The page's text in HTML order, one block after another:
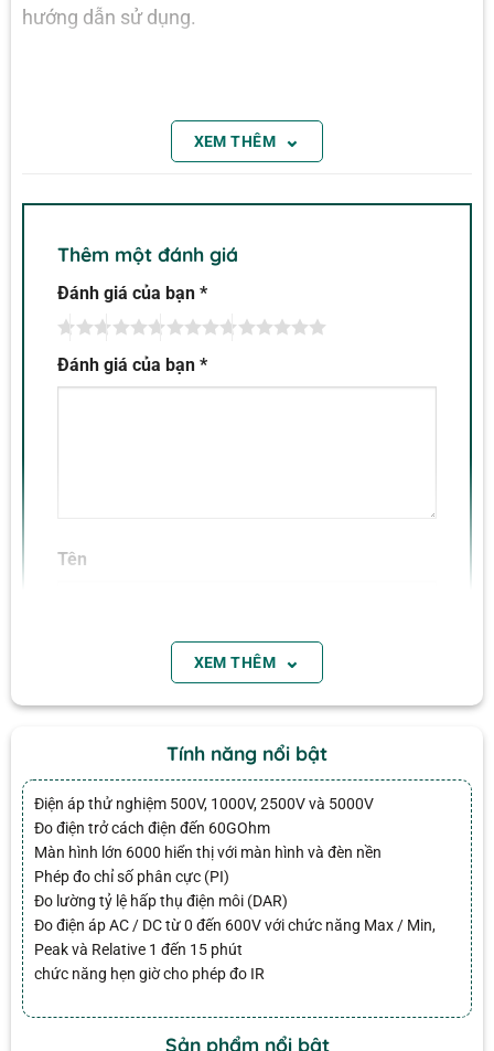
hướng dẫn sử dụng.
• Kiểm tra điện áp 500V, 1000V, 2500V và 5000V
• Đo điện trở cách điện tới 60GΩ
• Đo chỉ số phân cực (PI)
• Đo tỷ lệ hấp thụ điện môi (DAR)
• Đo điện áp AC/DC từ 0 đến 600V với Hàm
Max/Min, Đỉnh và Tương đối
• Chức năng hẹn giờ từ 1 đến 15 phút cho phép đo
hồng ngoại
• Đo điện trở
• Tự động sắp xếp
• Hiển thị điện áp đầu ra và điện áp phóng điện
• Chức năng tự động xả và cảnh báo điện áp đầu ra
XEM THÊM ⌄
Thêm một đánh giá
Đánh giá của bạn *
Đánh giá của bạn *
Tên
1 đánh giá choMáy đo điện trở cách điện Extech
380396 (Dòng cao áp 220V)
XEM THÊM ⌄
Tính năng nổi bật
Điện áp thử nghiệm 500V, 1000V, 2500V và 5000V
Đo điện trở cách điện đến 60GOhm
Màn hình lớn 6000 hiển thị với màn hình và đèn nền
Phép đo chỉ số phân cực (PI)
Đo lường tỷ lệ hấp thụ điện môi (DAR)
Đo điện áp AC / DC từ 0 đến 600V với chức năng Max / Min,
Peak và Relative 1 đến 15 phút
chức năng hẹn giờ cho phép đo IR
Sản phẩm nổi bật